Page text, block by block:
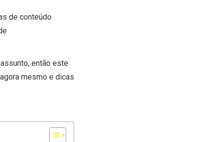
de conteúdo
então este
mesmo e dicas